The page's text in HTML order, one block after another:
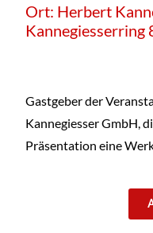
Ort: Herbert
Gastgeber der
Kannegiesser GmbH,
Präsentation eine